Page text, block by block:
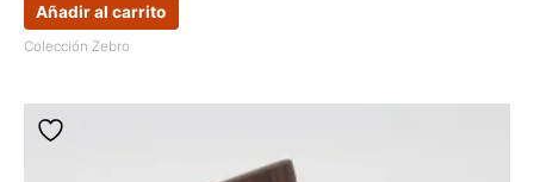
Añadir al carrito
Colección Zebro